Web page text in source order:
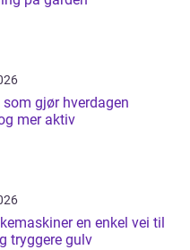
som gjør hverdagen
mer aktiv
en enkel vei til
tryggere gulv